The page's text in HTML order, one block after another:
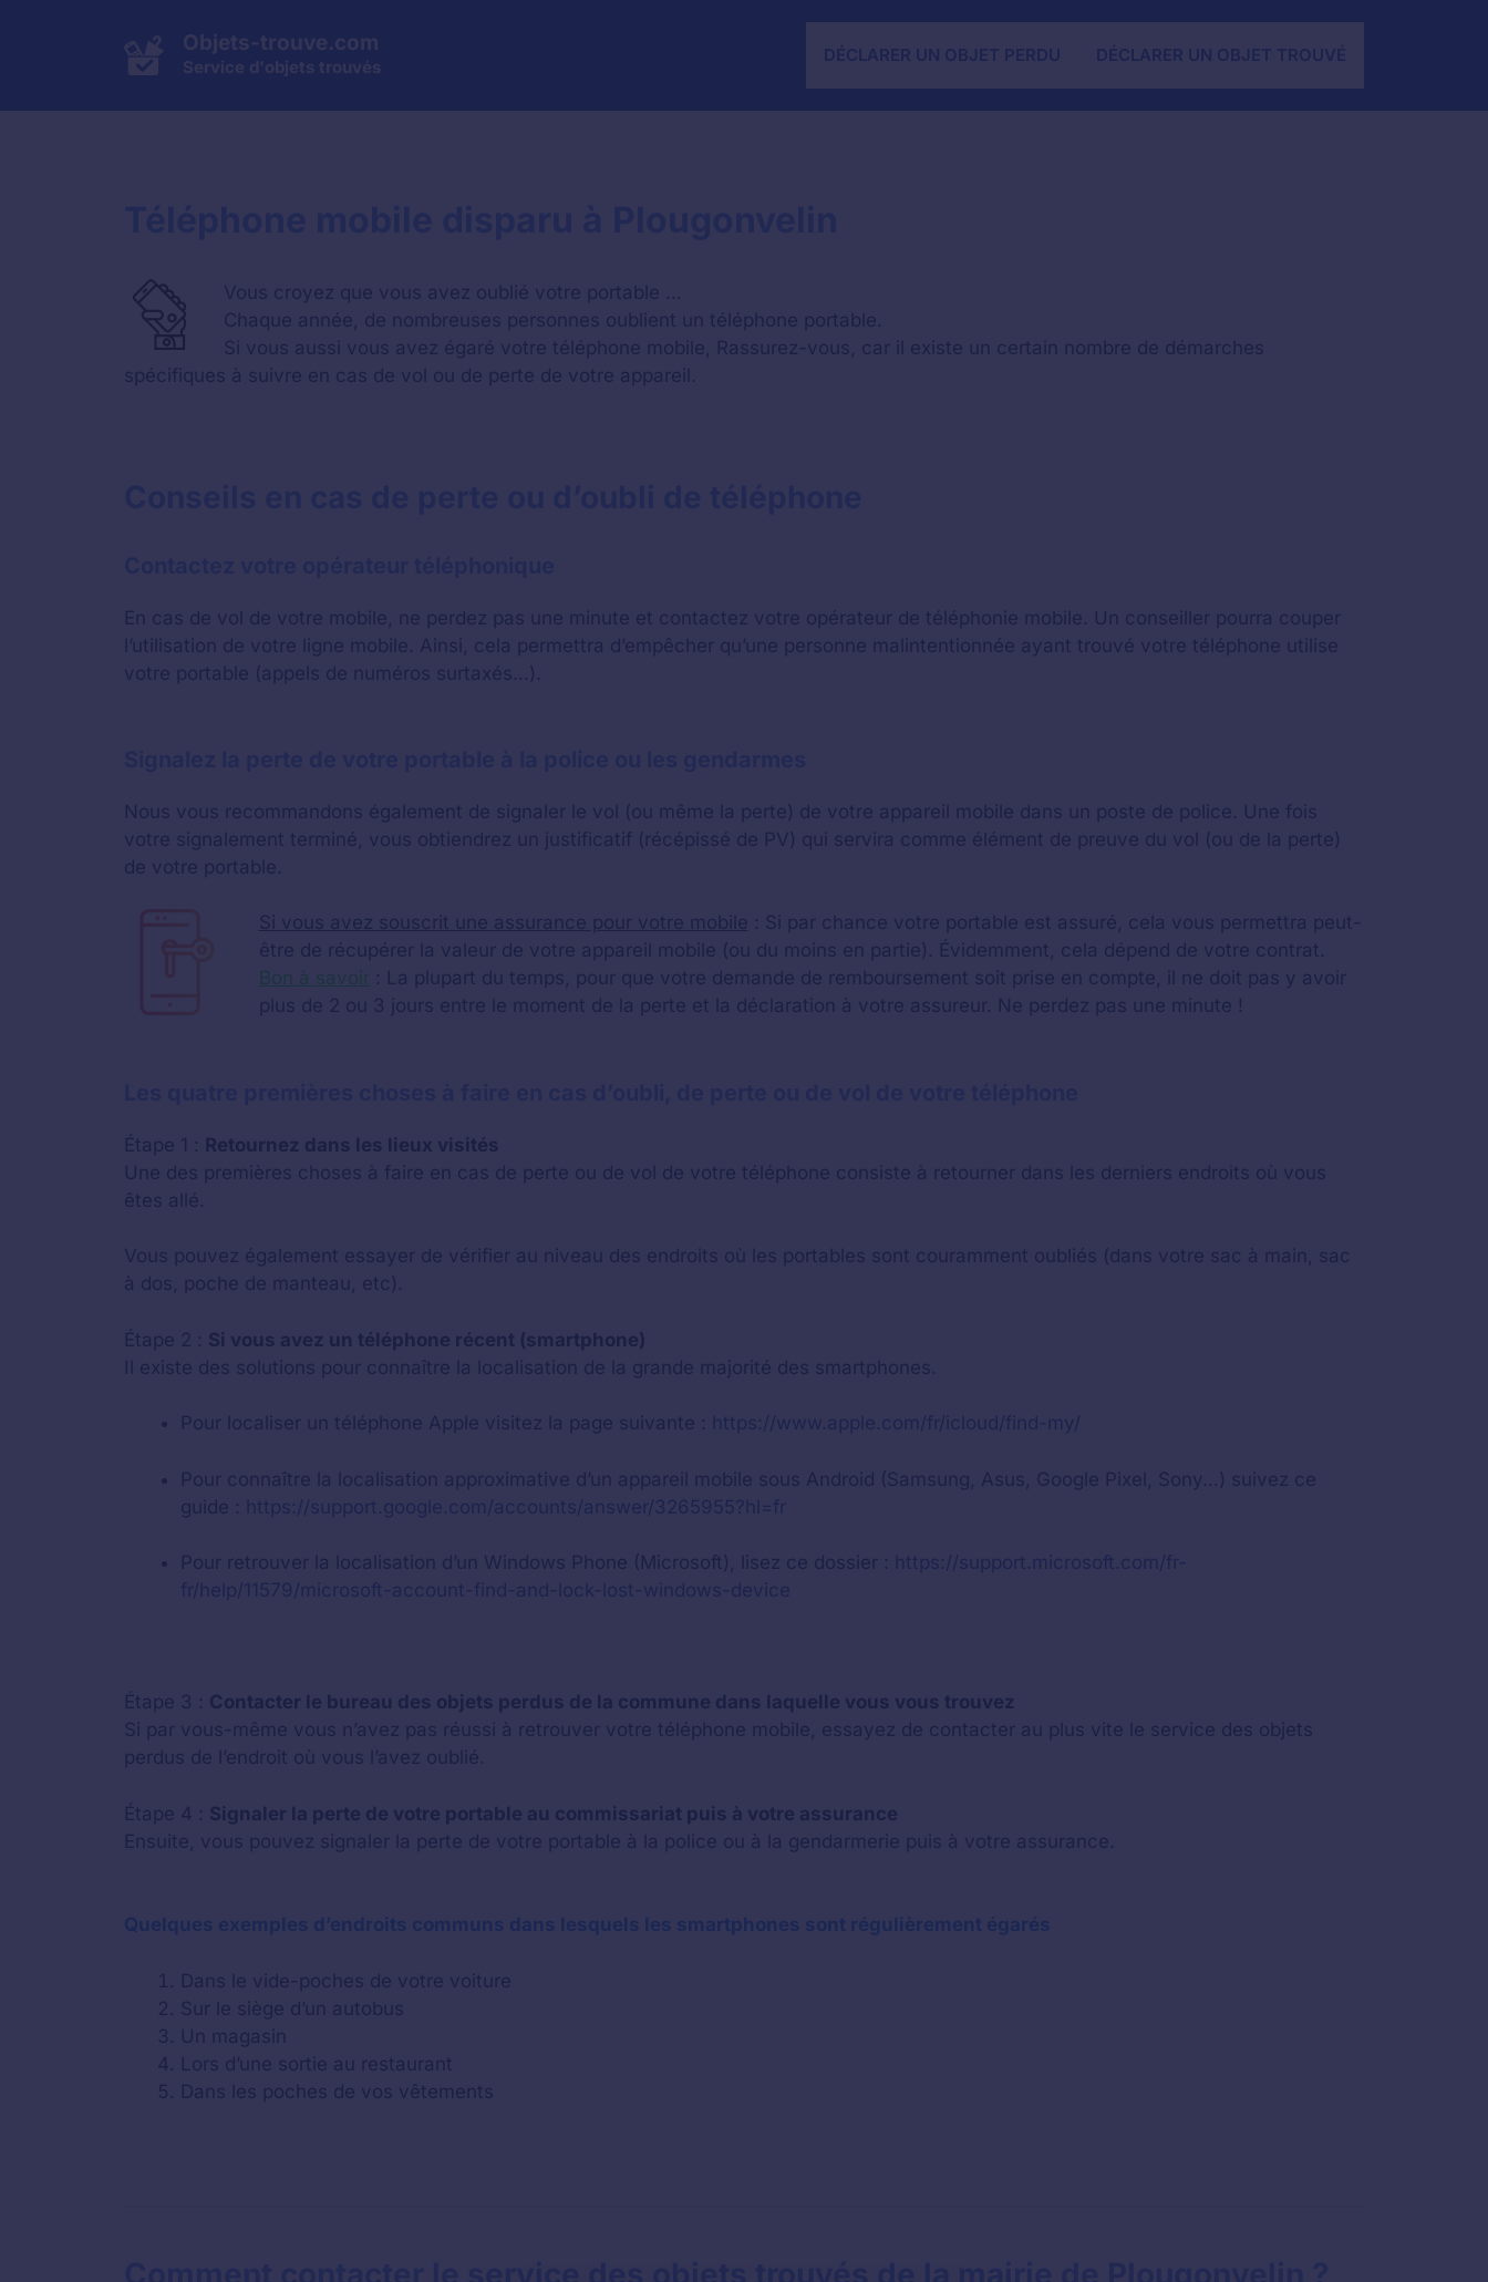
Objets-trouve.com
Service d'objets trouvés
DÉCLARER UN OBJET PERDU DÉCLARER UN OBJET TROUVÉ
Vous croyez que vous avez oublié votre portable …
Chaque année, de nombreuses personnes oublient un téléphone portable.
Si vous aussi vous avez égaré votre téléphone mobile, Rassurez-vous, car il existe un certain nombre de démarches
spécifiques à suivre en cas de vol ou de perte de votre appareil.
En cas de vol de votre mobile, ne perdez pas une minute et contactez votre opérateur de téléphonie mobile. Un conseiller pourra couper
l’utilisation de votre ligne mobile. Ainsi, cela permettra d’empêcher qu’une personne malintentionnée ayant trouvé votre téléphone utilise
votre portable (appels de numéros surtaxés…).
Nous vous recommandons également de signaler le vol (ou même la perte) de votre appareil mobile dans un poste de police. Une fois
votre signalement terminé, vous obtiendrez un justificatif (récépissé de PV) qui servira comme élément de preuve du vol (ou de la perte)
de votre portable.
Si vous avez souscrit une assurance pour votre mobile : Si par chance votre portable est assuré, cela vous permettra peut-
être de récupérer la valeur de votre appareil mobile (ou du moins en partie). Évidemment, cela dépend de votre contrat.
Bon à savoir: La plupart du temps, pour que votre demande de remboursement soit prise en compte, il ne doit pas y avoir
plus de 2 ou 3 jours entre le moment de la perte et la déclaration à votre assureur. Ne perdez pas une minute !
Étape 1 : Retournez dans les lieux visités
Une des premières choses à faire en cas de perte ou de vol de votre téléphone consiste à retourner dans les derniers endroits où vous
êtes allé.
Vous pouvez également essayer de vérifier au niveau des endroits où les portables sont couramment oubliés (dans votre sac à main, sac
à dos, poche de manteau, etc).
Étape 2 : Si vous avez un téléphone récent (smartphone)
Il existe des solutions pour connaître la localisation de la grande majorité des smartphones.
Pour localiser un téléphone Apple visitez la page suivante : https://www.apple.com/fr/icloud/find-my/
Pour connaître la localisation approximative d’un appareil mobile sous Android (Samsung, Asus, Google Pixel, Sony…) suivez ce
guide : https://support.google.com/accounts/answer/3265955?hl=fr
Pour retrouver la localisation d’un Windows Phone (Microsoft), lisez ce dossier : https://support.microsoft.com/fr-
fr/help/11579/microsoft-account-find-and-lock-lost-windows-device
Étape 3 : Contacter le bureau des objets perdus de la commune dans laquelle vous vous trouvez
Si par vous-même vous n’avez pas réussi à retrouver votre téléphone mobile, essayez de contacter au plus vite le service des objets
perdus de l’endroit où vous l’avez oublié.
Étape 4 : Signaler la perte de votre portable au commissariat puis à votre assurance
Ensuite, vous pouvez signaler la perte de votre portable à la police ou à la gendarmerie puis à votre assurance.
Quelques exemples d’endroits communs dans lesquels les smartphones sont régulièrement égarés
Dans le vide-poches de votre voiture
Sur le siège d’un autobus
Un magasin
Lors d’une sortie au restaurant
Dans les poches de vos vêtements